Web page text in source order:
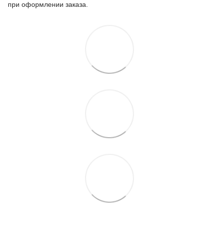
при оформлении заказа.